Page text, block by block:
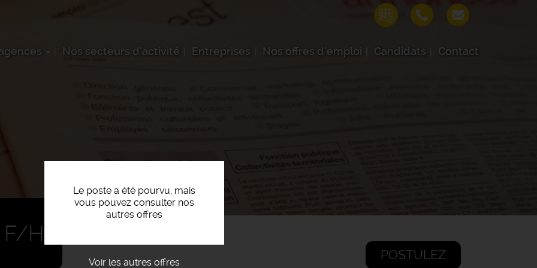
Nos secteurs d'activité Entreprises Nos offres d'emploi Candidats Contact
Le poste a été pourvu, mais
vous pouvez consulter nos
autres offres
Voir les autres offres
POSTULEZ
F/H